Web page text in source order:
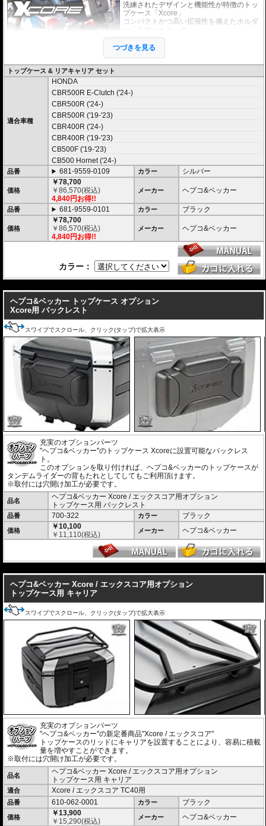
洗練されたデザインと機能性が特徴のトッ
プケース「Xcore」
コンパクトかつ高い拡張性を備えたホルダ
上記のケースとホルダーがセットになった
お得なセット商品です。
未知の冒険へ挑むための次世代アドベン
高いデザイン性と機能性を兼ね備え、長距離ツーリングから日々のライディ
ングまで完璧にサポートする次世代のハードケース「XCORE（エックスコ
ア）」シリーズ。
その「XCORE（エックスコア）」シリーズに待望のトップケースが登場。頑
丈な構造と洗練された外観があなたのモーターサイクルライフを一段上のス
テージへと引き上げ、新しいアドベンチャーツーリングを切り拓きます。
新世代の装着システム「Smartrack」
新しいXCOREトップケースは、HEPCO&BECKERの最新キャリアシステム
「Smartrack」向けに専用開発。
内蔵されたクイックリリースシステムにより、キャリアへスライドさせるだ
けで迅速かつ安全にロックが完了。
日常使いと本格的なツーリングシーンを瞬時に切り替えることができます。
堅牢なハイブリッド構造 ＆ 圧倒的な防塵・防水性能
高い耐衝撃性を持つエンジニアリング樹脂と、軽量化を実現する高品質アル
ミニウムを融合。さらにXcore独自のエンボス加工を施すことで、過酷な使
用環境下でも歪まない圧倒的な安定性と高耐久性を実現しました。
また、特別設計された高密閉のリッドシールにより、圧倒的な防塵・防水を
達成。過酷なテストを100%クリアした実績が、突発的な豪雨や水しぶき、
砂埃から大切な荷物を完全に守り抜きます。
印象的なエッジラインと洗練されたモダンなフォルムは、先行して展開され
ているC-Bowキャリア用「XCOREサイドケース」のデザインと完全融合。
象徴的なアルミエンブレムとメカニカルな意匠が、車両全体に調和のとれた
一体感と、プレミアムな高級感をもたらします。
日常を快適にする高い機能性
ヘルメットや日常の荷物をしっかりと収納できる大容量でありながら、使い
勝手にも妥協はありません。
また、持ち運びに便利なキャリーハンドルをケース両側に配置。
さらに、ケース内にはフロアマットを標準装備し、収納した荷物をケース底
面との擦れや衝撃から保護します。
車種別専用キャリアによる確実な取付
車種別専用設計のリアキャリア「スマートラック」をケースホルダーとして
採用。 シンプルでスマートな設計にこだわり、確実な取付が可能です。車体
デザインとの一体感にも優れ、マシンのイメージも損ないません。
製品仕様
容量 : 40L
サイズ : 30 × 44 × 37cm
重量 : 約3.7kg
豊富なオプションでより使いやすく機能的に
バックレスト、リッドキャリア、インナーバッグなどの専用オプションをラ
インナップ。
ツーリングスタイルや使用シーンに応じて、さらに快適で機能的な仕様へア
ップグレードできます。
つづきを見る
トップケース & リアキャリア セット
適合車種
HONDA
CBR500R E-Clutch ('24-)
CBR500R ('24-)
CBR500R ('19-'23)
CBR400R ('24-)
CBR400R ('19-'23)
CB500F ('19-'23)
CB500 Hornet ('24-)
品番 681-9559-0109 カラー シルバー
価格
￥78,700
￥86,570(税込)
4,840円お得!!
メーカー ヘプコ&ベッカー
品番 681-9559-0101 カラー ブラック
価格
￥78,700
￥86,570(税込)
4,840円お得!!
メーカー ヘプコ&ベッカー
カラー：
ヘプコ&ベッカー トップケース オプション
Xcore用 バックレスト
スワイプでスクロール、クリック(タップ)で拡大表示
充実のオプションパーツ
"ヘプコ&ベッカー"のトップケース Xcoreに設置可能なバックレス
ト。
このオプションを取り付ければ、ヘプコ&ベッカーのトップケースが
タンデムライダーの背もたれとしてしてもご利用頂けます。
※取付には穴開け加工が必要です。
品名
ヘプコ&ベッカー Xcore / エックスコア用オプション
トップケース用 バックレスト
品番 700-322 カラー ブラック
価格
￥10,100
￥ 11,110(税込) メーカー ヘプコ&ベッカー
ヘプコ&ベッカー Xcore / エックスコア用オプション
トップケース用 キャリア
スワイプでスクロール、クリック(タップ)で拡大表示
充実のオプションパーツ
"ヘプコ&ベッカー"の新定番商品"Xcore / エックスコア"
トップケースのリッドにキャリアを設置することにより、容易に積載
量を増やすことができます。
※取付には穴開け加工が必要です。
品名
ヘプコ&ベッカー Xcore / エックスコア用オプション
トップケース用 キャリア
適合 Xcore / エックスコア TC40用
品番 610-062-0001 カラー ブラック
価格
￥13,900
￥ 15,290(税込) メーカー ヘプコ&ベッカー